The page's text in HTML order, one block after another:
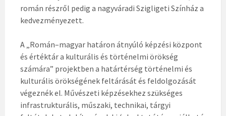
román részről pedig a nagyváradi Szigligeti Színház a
kedvezményezett.
A „Román–magyar határon átnyúló képzési központ
és értéktár a kulturális és történelmi örökség
számára” projektben a határtérség történelmi és
kulturális örökségének feltárását és feldolgozását
végeznék el. Művészeti képzésekhez szükséges
infrastrukturális, műszaki, technikai, tárgyi